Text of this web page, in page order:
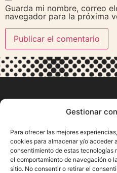
Gestionar
Para ofrecer las mejores
cookies para almacenar y/o acceder
consentimiento de estas tecnologías
el comportamiento de navegación o
sitio. No consentir o retirar el
Guarda mi nombre, correo
navegador para la próxima